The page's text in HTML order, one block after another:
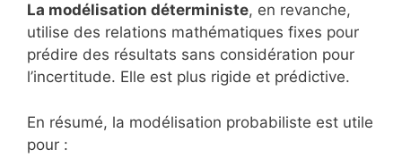
La modélisation déterministe, en revanche,
utilise des relations mathématiques fixes pour
prédire des résultats sans considération pour
l’incertitude. Elle est plus rigide et prédictive.
En résumé, la modélisation probabiliste est utile
pour :